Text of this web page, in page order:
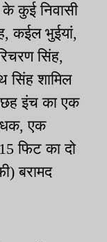
के कुई निवासी
कईल भुईयां,
सिंह,
सिंह शामिल
इंच का एक
एक
फिट का दो
बरामद